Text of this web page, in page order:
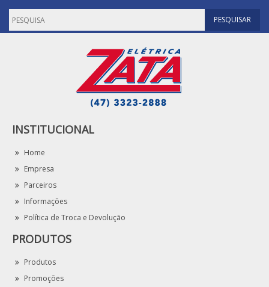
INSTITUCIONAL
Home
Empresa
Parceiros
Informações
Política de Troca e Devolução
PRODUTOS
Produtos
Promoções